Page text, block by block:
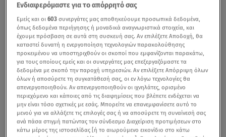
Ενδιαφερόμαστε για το απόρρητό σας
Εμείς και οι603 συνεργάτες μας αποθηκεύουμε προσωπικά δεδομένα,
όπως δεδομένα περιήγησης ή μοναδικά αναγνωριστικά στοιχεία, και
έχουμε πρόσβαση σε αυτά στη συσκευή σας. Αν επιλέξετε Αποδοχή, θα
καταστεί δυνατή η ενεργοποίηση τεχνολογιών παρακολούθησης
προκειμένου να υποστηριχθούν οι σκοποί που εμφανίζονται παρακάτω,
για τους οποίους εμείς και οι συνεργάτες μας επεξεργαζόμαστε τα
δεδομένα με σκοπό την παροχή υπηρεσιών. Αν επιλέξετε Απόρριψη όλων
όλων ή αποσύρετε τη συγκατάθεσή σας, οι εν λόγω τεχνολογίες θα
απενεργοποιηθούν. Αν απενεργοποιηθούν οι ιχνηλάτες, ορισμένο
περιεχόμενο και κάποιες από τις διαφημίσεις που βλέπετε ενδέχεται να
μην είναι τόσο σχετικές με εσάς. Μπορείτε να επανεμφανίσετε αυτό το
μενού για να αλλάξετε τις επιλογές σας ή να αποσύρετε τη συναίνεσή σας
ανά πάσα στιγμή πατώντας τον σύνδεσμο Διαχείριση προτιμήσεων στο
κάτω μέρος της ιστοσελίδας [ή το αιωρούμενο εικονίδιο στο κάτω